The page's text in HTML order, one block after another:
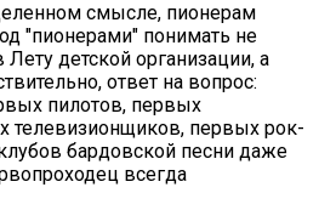
смысле, пионерам
"пионерами" понимать не
детской организации, а
ответ на вопрос:
пилотов, первых
телевизионщиков, первых рок-
бардовской песни даже
всегда